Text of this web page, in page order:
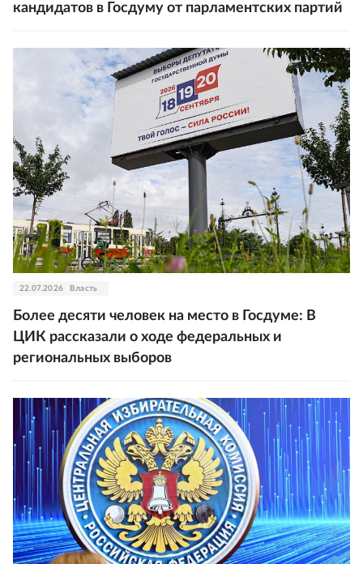
кандидатов в Госдуму от парламентских партий
22.07.2026 Власть
Более десяти человек на место в Госдуме: В
ЦИК рассказали о ходе федеральных и
региональных выборов